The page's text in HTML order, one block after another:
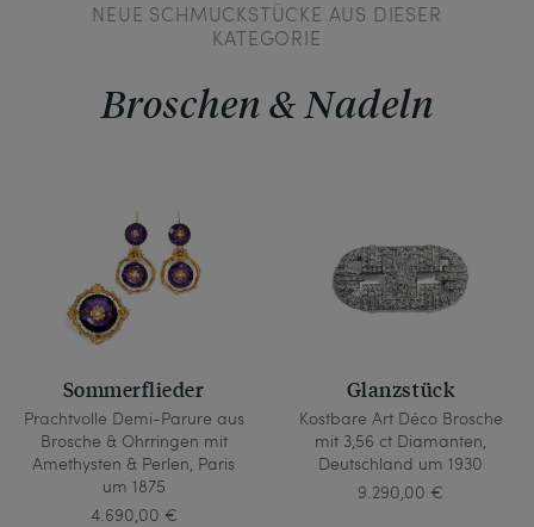
NEUE SCHMUCKSTÜCKE AUS DIESER
KATEGORIE
Broschen & Nadeln
Sommerflieder
Prachtvolle Demi-Parure aus
Brosche & Ohrringen mit
Amethysten & Perlen, Paris
um 1875
4.690,00 €
Glanzstück
Kostbare Art Déco Brosche
mit 3,56 ct Diamanten,
Deutschland um 1930
9.290,00 €